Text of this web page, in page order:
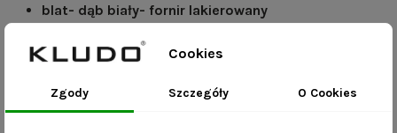
blat- dąb biały- fornir lakierowany
Wymiary mniejszego stolika:
długość – 54 cm;
szerokość – 54 cm;
Cookies
Zgody Szczegóły O Cookies